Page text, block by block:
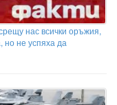
нас всички оръжия,
но не успяха да